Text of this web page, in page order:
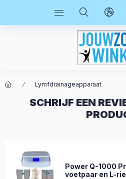
Lymfdrainageapparaat
SCHRIJF EEN
Power Q-1000
voetpaar en L-